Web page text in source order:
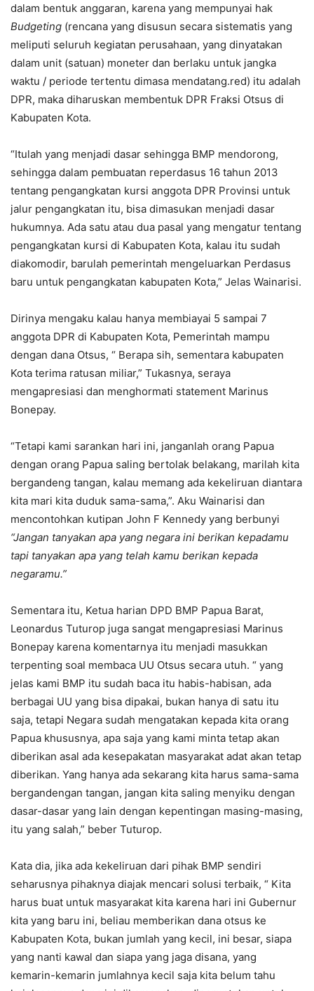
dalam bentuk anggaran, karena yang mempunyai hak
Budgeting (rencana yang disusun secara sistematis yang
meliputi seluruh kegiatan perusahaan, yang dinyatakan
dalam unit (satuan) moneter dan berlaku untuk jangka
waktu / periode tertentu dimasa mendatang.red) itu adalah
DPR, maka diharuskan membentuk DPR Fraksi Otsus di
Kabupaten Kota.
“Itulah yang menjadi dasar sehingga BMP mendorong,
sehingga dalam pembuatan reperdasus 16 tahun 2013
tentang pengangkatan kursi anggota DPR Provinsi untuk
jalur pengangkatan itu, bisa dimasukan menjadi dasar
hukumnya. Ada satu atau dua pasal yang mengatur tentang
pengangkatan kursi di Kabupaten Kota, kalau itu sudah
diakomodir, barulah pemerintah mengeluarkan Perdasus
baru untuk pengangkatan kabupaten Kota,” Jelas Wainarisi.
Dirinya mengaku kalau hanya membiayai 5 sampai 7
anggota DPR di Kabupaten Kota, Pemerintah mampu
dengan dana Otsus, “ Berapa sih, sementara kabupaten
Kota terima ratusan miliar,” Tukasnya, seraya
mengapresiasi dan menghormati statement Marinus
Bonepay.
“Tetapi kami sarankan hari ini, janganlah orang Papua
dengan orang Papua saling bertolak belakang, marilah kita
bergandeng tangan, kalau memang ada kekeliruan diantara
kita mari kita duduk sama-sama,”. Aku Wainarisi dan
mencontohkan kutipan John F Kennedy yang berbunyi
“Jangan tanyakan apa yang negara ini berikan kepadamu
tapi tanyakan apa yang telah kamu berikan kepada
negaramu.”
Sementara itu, Ketua harian DPD BMP Papua Barat,
Leonardus Tuturop juga sangat mengapresiasi Marinus
Bonepay karena komentarnya itu menjadi masukkan
terpenting soal membaca UU Otsus secara utuh. “ yang
jelas kami BMP itu sudah baca itu habis-habisan, ada
berbagai UU yang bisa dipakai, bukan hanya di satu itu
saja, tetapi Negara sudah mengatakan kepada kita orang
Papua khususnya, apa saja yang kami minta tetap akan
diberikan asal ada kesepakatan masyarakat adat akan tetap
diberikan. Yang hanya ada sekarang kita harus sama-sama
bergandengan tangan, jangan kita saling menyiku dengan
dasar-dasar yang lain dengan kepentingan masing-masing,
itu yang salah,” beber Tuturop.
Kata dia, jika ada kekeliruan dari pihak BMP sendiri
seharusnya pihaknya diajak mencari solusi terbaik, “ Kita
harus buat untuk masyarakat kita karena hari ini Gubernur
kita yang baru ini, beliau memberikan dana otsus ke
Kabupaten Kota, bukan jumlah yang kecil, ini besar, siapa
yang nanti kawal dan siapa yang jaga disana, yang
kemarin-kemarin jumlahnya kecil saja kita belum tahu